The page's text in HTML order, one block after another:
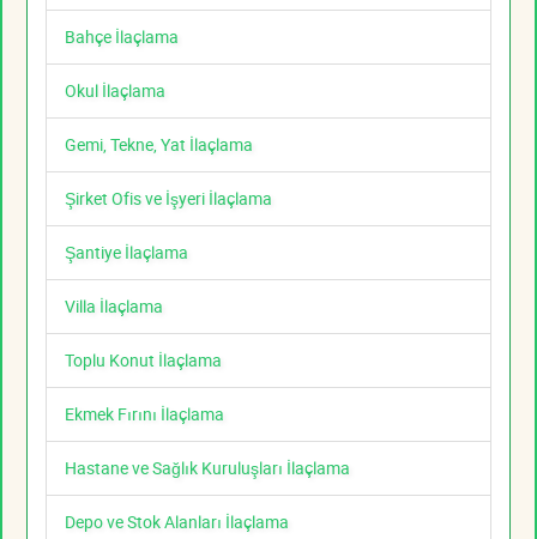
Bahçe İlaçlama
Okul İlaçlama
Gemi, Tekne, Yat İlaçlama
Şirket Ofis ve İşyeri İlaçlama
Şantiye İlaçlama
Villa İlaçlama
Toplu Konut İlaçlama
Ekmek Fırını İlaçlama
Hastane ve Sağlık Kuruluşları İlaçlama
Depo ve Stok Alanları İlaçlama